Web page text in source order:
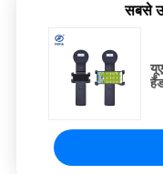
सबसे